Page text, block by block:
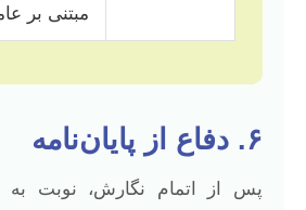
مبتنی بر
۶. دفاع از پایان‌نامه
پس از اتمام نگارش، نوبت به